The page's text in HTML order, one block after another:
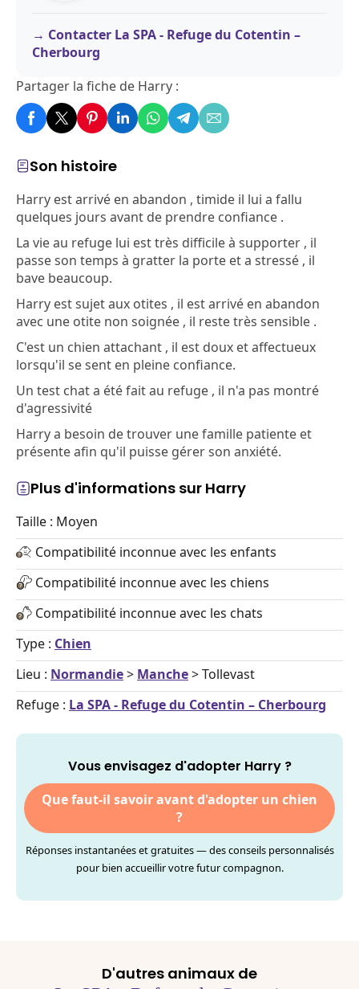
Son histoire
Harry est arrivé en abandon , timide il lui a fallu
quelques jours avant de prendre confiance .
La vie au refuge lui est très difficile à supporter , il
passe son temps à gratter la porte et a stressé , il
bave beaucoup.
Harry est sujet aux otites , il est arrivé en abandon
avec une otite non soignée , il reste très sensible .
C'est un chien attachant , il est doux et affectueux
lorsqu'il se sent en pleine confiance.
Un test chat a été fait au refuge , il n'a pas montré
d'agressivité
Harry a besoin de trouver une famille patiente et
présente afin qu'il puisse gérer son anxiété.
Plus d'informations sur Harry
Taille : Moyen
Compatibilité inconnue avec les enfants
Compatibilité inconnue avec les chiens
Compatibilité inconnue avec les chats
Type : Chien
Lieu : Normandie> Manche> Tollevast
Refuge : La SPA - Refuge du Cotentin – Cherbourg
Vous envisagez d'adopter Harry ?
Que faut-il savoir avant d'adopter un chien
?
Réponses instantanées et gratuites — des conseils personnalisés
pour bien accueillir votre futur compagnon.
Contacter La SPA - Refuge du Cotentin –
Cherbourg
Partager la fiche de Harry :
D'autres animaux de